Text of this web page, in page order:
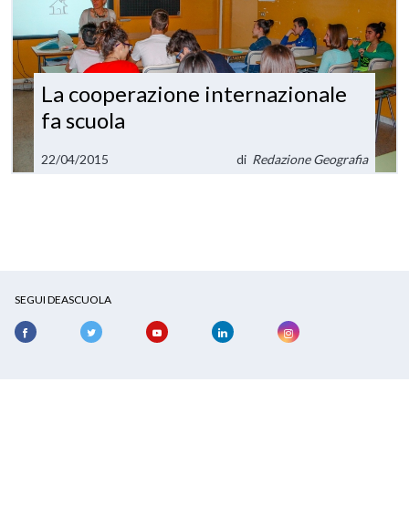
La cooperazione internazionale
fa scuola
22/04/2015 di Redazione Geografia
SEGUI DEASCUOLA